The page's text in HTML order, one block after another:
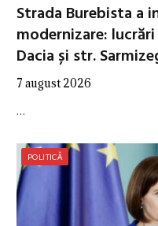
Strada Burebista a
modernizare:
Dacia și str.
7 august 2026
…
POLITICĂ